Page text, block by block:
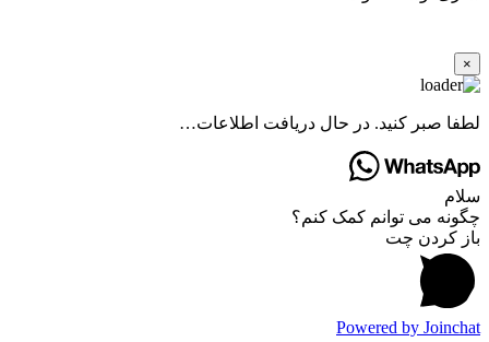
×
لطفا صبر کنید. در حال دریافت اطلاعات…
سلام
چگونه می توانم کمک کنم؟
باز کردن چت
Powered by Joinchat